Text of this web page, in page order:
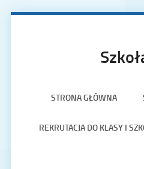
STRONA GŁÓWNA
REKRUTACJA DO KLASY I